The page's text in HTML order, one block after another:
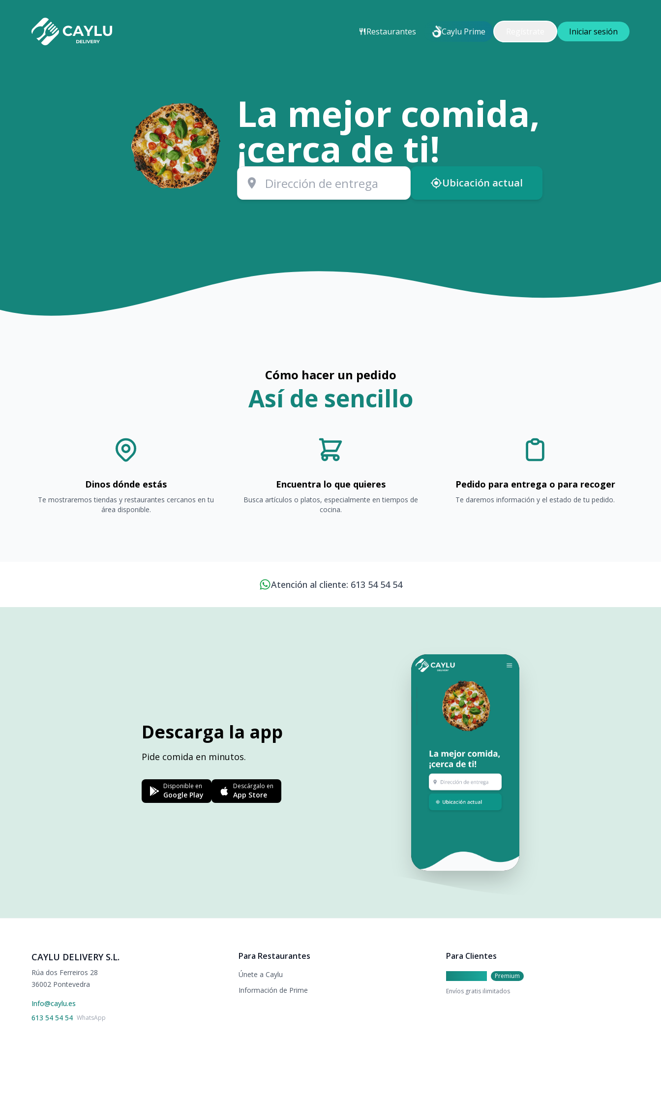
Restaurantes Caylu Prime Iniciar sesión
La mejor comida,
¡cerca de ti!
Ubicación actual
Cómo hacer un pedido
Así de sencillo
Dinos dónde estás
Te mostraremos tiendas y restaurantes cercanos en tu
área disponible.
Encuentra lo que quieres
Busca artículos o platos, especialmente en tiempos de
cocina.
Pedido para entrega o para recoger
Te daremos información y el estado de tu pedido.
Atención al cliente: 613 54 54 54
Descarga la app
Pide comida en minutos.
Disponible en
Google Play
Descárgalo en
App Store
CAYLU DELIVERY S.L.
Rúa dos Ferreiros 28
36002 Pontevedra
Info@caylu.es
613 54 54 54 WhatsApp
Para Restaurantes
Únete a Caylu
Información de Prime
Para Clientes
Premium
Envíos gratis ilimitados